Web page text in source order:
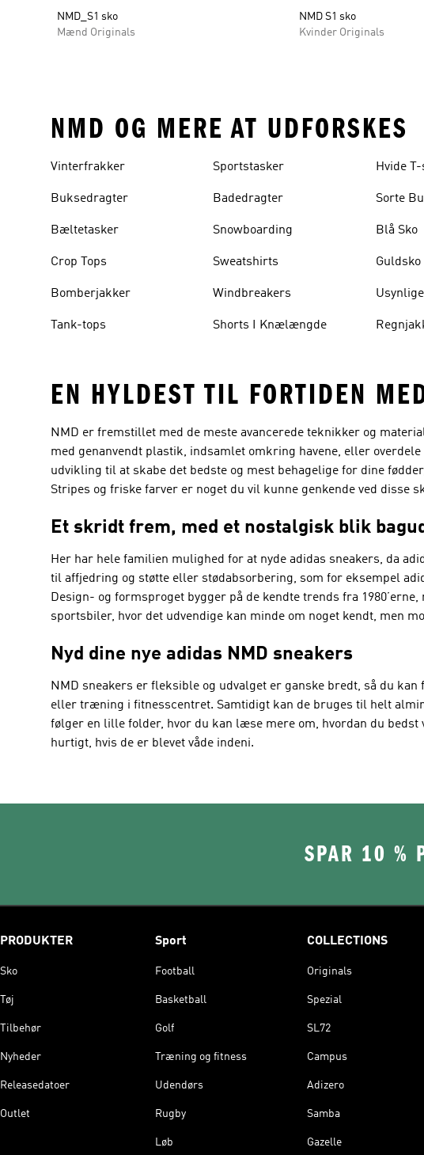
NMD_S1 sko
Mænd Originals
NMD S1 sko
Kvinder Originals
NMD OG MERE AT UDFORSKES
Vinterfrakker
Buksedragter
Bæltetasker
Crop Tops
Bomberjakker
Tank-tops
Sportstasker
Badedragter
Snowboarding
Sweatshirts
Windbreakers
Shorts I Knælængde
Hvide
Sorte
Blå Sko
Guldsko
EN HYLDEST TIL FORTIDEN
NMD er fremstillet med de meste avancerede teknikker og
med genanvendt plastik, indsamlet omkring havene, eller
udvikling til at skabe det bedste og mest behagelige for dine
Stripes og friske farver er noget du vil kunne genkende ved disse
Et skridt frem, med et nostalgisk blik bagud
Her har hele familien mulighed for at nyde adidas sneakers, da
til affjedring og støtte eller stødabsorbering, som for eksempel
Design- og formsproget bygger på de kendte trends fra
sportsbiler, hvor det udvendige kan minde om noget kendt, men
Nyd dine nye adidas NMD sneakers
NMD sneakers er fleksible og udvalget er ganske bredt, så du
eller træning i fitnesscentret. Samtidigt kan de bruges til helt
følger en lille folder, hvor du kan læse mere om, hvordan du
hurtigt, hvis de er blevet våde indeni.
SPAR 10 %
PRODUKTER
Sko
Tøj
Tilbehør
Nyheder
Releasedatoer
Outlet
Sport
Football
Basketball
Golf
Træning og fitness
Udendørs
Rugby
Løb
COLLECTIONS
Originals
Spezial
SL72
Campus
Adizero
Samba
Gazelle